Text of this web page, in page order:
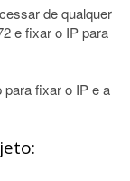
de qualquer
e fixar o IP para
para fixar o IP e a